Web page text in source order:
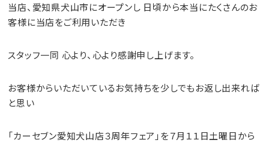
当店、愛知県犬山市にオープンし 日頃から本当にたくさんのお
客様に当店をご利用いただき
スタッフ一同 心より、心より感謝申し上げます。
お客様からいただいているお気持ちを少しでもお返し出来れば
と思い
「カーセブン愛知犬山店３周年フェア」を７月１１日土曜日から